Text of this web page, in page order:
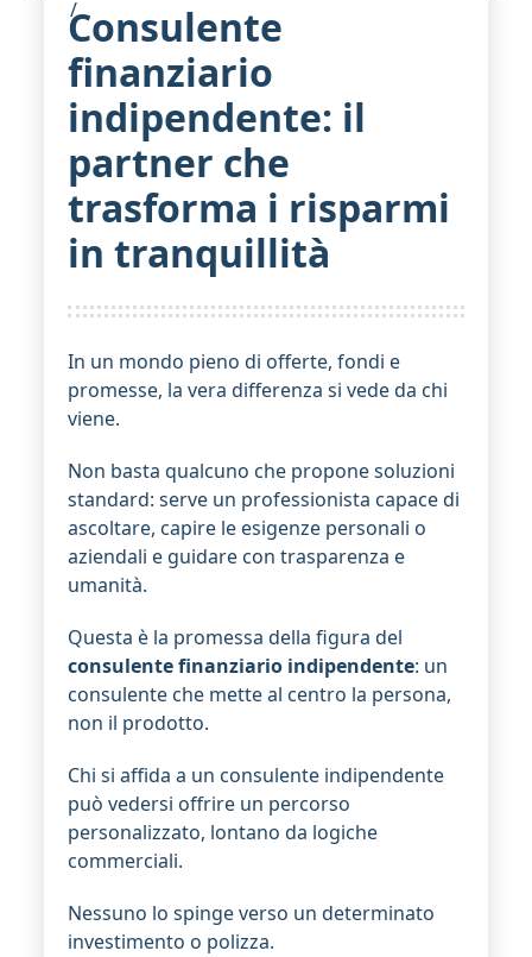
Consulente
finanziario
indipendente: il
partner che
trasforma i risparmi
in tranquillità
In un mondo pieno di offerte, fondi e
promesse, la vera differenza si vede da chi
viene.
Non basta qualcuno che propone soluzioni
standard: serve un professionista capace di
ascoltare, capire le esigenze personali o
aziendali e guidare con trasparenza e
umanità.
Questa è la promessa della figura del
consulente finanziario indipendente: un
consulente che mette al centro la persona,
non il prodotto.
Chi si affida a un consulente indipendente
può vedersi offrire un percorso
personalizzato, lontano da logiche
commerciali.
Nessuno lo spinge verso un determinato
investimento o polizza.